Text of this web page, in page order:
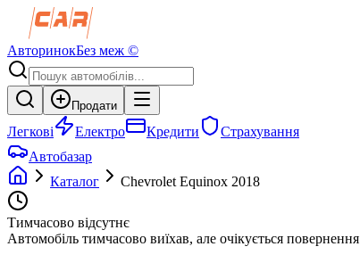
АвторинокБез меж ©
Продати
Легкові Електро Кредити
Страхування
Автобазар
Каталог
Chevrolet Equinox 2018
Тимчасово відсутнє
Автомобіль тимчасово виїхав, але очікується повернення